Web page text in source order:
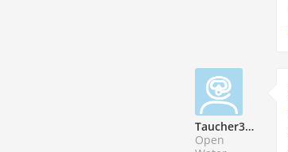
Taucher332110
Open